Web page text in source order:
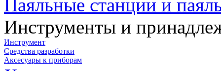
Паяльные станции и
Инструменты и
Инструмент
Средства разработки
Аксесуары к приборам